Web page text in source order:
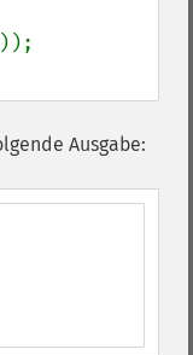
Ausgabe: